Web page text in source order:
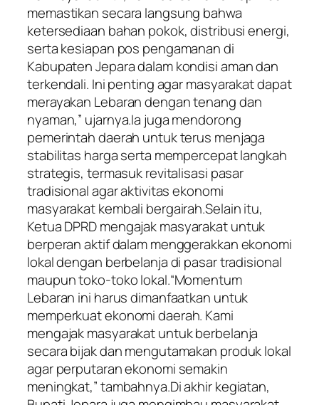
memastikan secara langsung bahwa
ketersediaan bahan pokok, distribusi energi,
serta kesiapan pos pengamanan di
Kabupaten Jepara dalam kondisi aman dan
terkendali. Ini penting agar masyarakat dapat
merayakan Lebaran dengan tenang dan
nyaman,” ujarnya.Ia juga mendorong
pemerintah daerah untuk terus menjaga
stabilitas harga serta mempercepat langkah
strategis, termasuk revitalisasi pasar
tradisional agar aktivitas ekonomi
masyarakat kembali bergairah.Selain itu,
Ketua DPRD mengajak masyarakat untuk
berperan aktif dalam menggerakkan ekonomi
lokal dengan berbelanja di pasar tradisional
maupun toko-toko lokal.“Momentum
Lebaran ini harus dimanfaatkan untuk
memperkuat ekonomi daerah. Kami
mengajak masyarakat untuk berbelanja
secara bijak dan mengutamakan produk lokal
agar perputaran ekonomi semakin
meningkat,” tambahnya.Di akhir kegiatan,